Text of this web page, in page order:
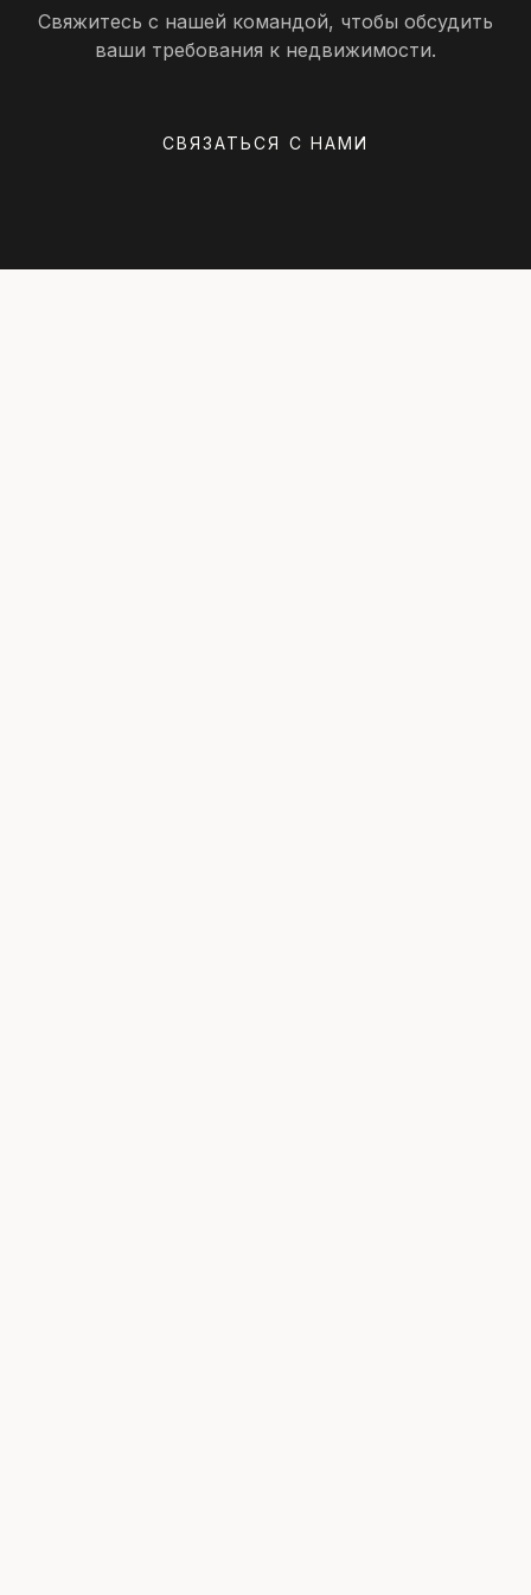
Свяжитесь с нашей командой, чтобы обсудить
ваши требования к недвижимости.
СВЯЗАТЬСЯ С НАМИ